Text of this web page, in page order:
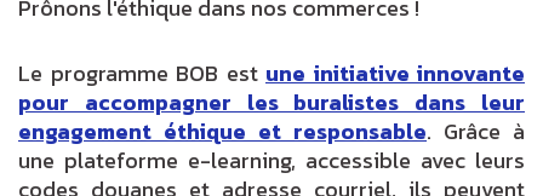
Prônons l'éthique dans nos commerces !
Le programme BOB est une initiative innovante
pour accompagner les buralistes dans leur
engagement éthique et responsable. Grâce à
une plateforme e-learning, accessible avec leurs
codes douanes et adresse courriel, ils peuvent